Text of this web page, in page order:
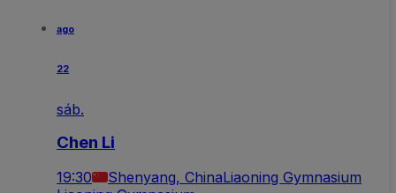
ago
22
sáb.
Chen Li
19:30 Shenyang, ChinaLiaoning Gymnasium